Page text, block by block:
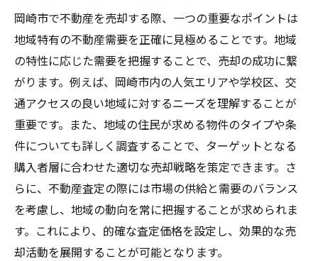
岡崎市で不動産を売却する際、一つの重要なポイントは
地域特有の不動産需要を正確に見極めることです。地域
の特性に応じた需要を把握することで、売却の成功に繋
がります。例えば、岡崎市内の人気エリアや学校区、交
通アクセスの良い地域に対するニーズを理解することが
重要です。また、地域の住民が求める物件のタイプや条
件についても詳しく調査することで、ターゲットとなる
購入者層に合わせた適切な売却戦略を策定できます。さ
らに、不動産査定の際には市場の供給と需要のバランス
を考慮し、地域の動向を常に把握することが求められま
す。これにより、的確な査定価格を設定し、効果的な売
却活動を展開することが可能となります。